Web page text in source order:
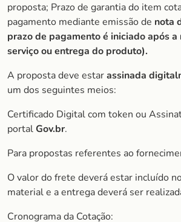
proposta; Prazo de garantia do item
pagamento mediante emissão de nota
prazo de pagamento é iniciado após
serviço ou entrega do produto).
A proposta deve estarassinada
um dos seguintes meios:
Certificado Digital com token ou
portalGov.br.
Para propostas referentes ao
O valor do frete deverá estar incluído
material e a entrega deverá ser
Cronograma da Cotação: